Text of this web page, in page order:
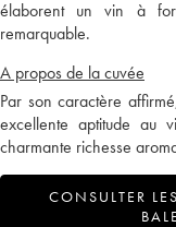
élaborent un vin à
remarquable.
A propos de la cuvée
Par son caractère
excellente aptitude au
charmante richesse
CONSULTER